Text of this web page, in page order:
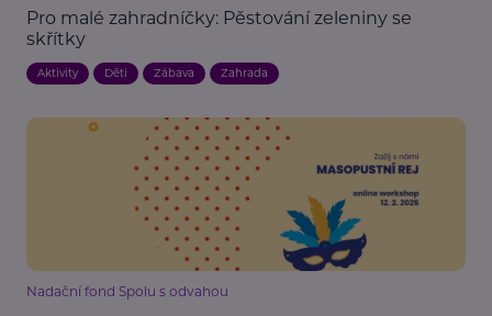
Pro malé zahradníčky: Pěstování zeleniny se
skřítky
Aktivity Děti Zábava Zahrada
Nadační fond Spolu s odvahou